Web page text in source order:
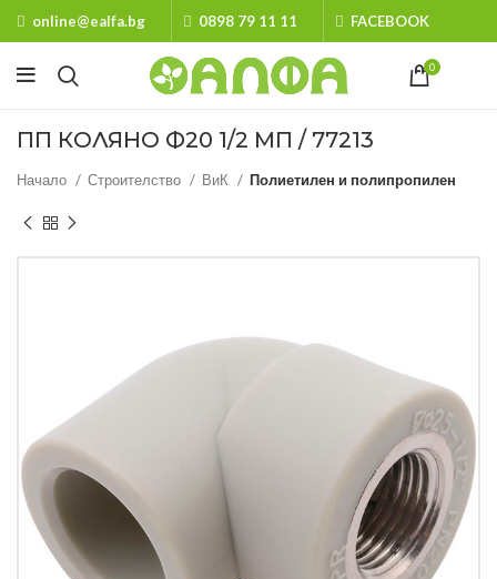
online@ealfa.bg 0898 79 11 11 FACEBOOK
0
ПП КОЛЯНО Ф20 1/2 MП / 77213
Начало Строителство ВиК Полиетилен и полипропилен